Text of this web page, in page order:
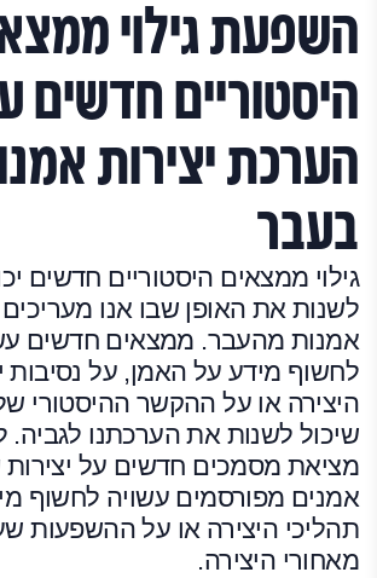
השפעת גילוי
היסטוריים חדשים
הערכת יצירות
בעבר
גילוי ממצאים היסטוריים חדשים
לשנות את האופן שבו אנו מעריכים
אמנות מהעבר. ממצאים חדשים
לחשוף מידע על האמן, על נסיבות
היצירה או על ההקשר ההיסטורי
שיכול לשנות את הערכתנו לגביה.
מציאת מסמכים חדשים על
אמנים מפורסמים עשויה לחשוף
תהליכי היצירה או על ההשפעות
מאחורי היצירה.